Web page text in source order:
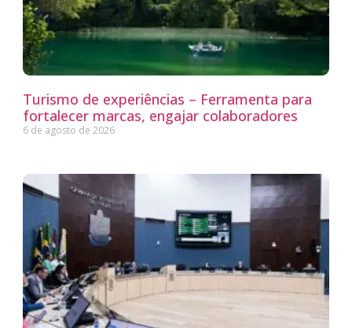
Turismo de experiências – Ferramenta para
fortalecer marcas, engajar colaboradores
6 de agosto de 2026